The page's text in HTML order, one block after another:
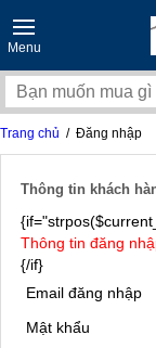
Menu
Trang chủ / Đăng nhập
Thông tin khách
Thông tin đăng
{/if}
Email đăng nhập
Mật khẩu